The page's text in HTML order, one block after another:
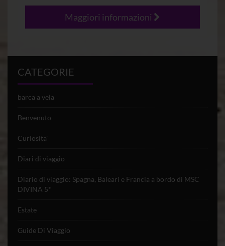
Maggiori informazioni
CATEGORIE
barca a vela
Benvenuto
Curiosita'
Diari di viaggio
Diario di viaggio: Spagna, Baleari e Francia a bordo di MSC
DIVINA 5*
Estate
Guide Di Viaggio